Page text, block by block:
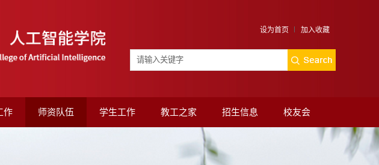
设为首页 加入收藏
作 师资队伍 学生工作 教工之家 招生信息 校友会